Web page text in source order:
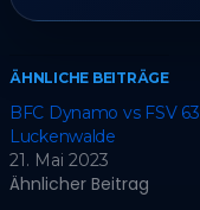
ÄHNLICHE BEITRÄGE
BFC Dynamo vs FSV 63
Luckenwalde
21. Mai 2023
Ähnlicher Beitrag